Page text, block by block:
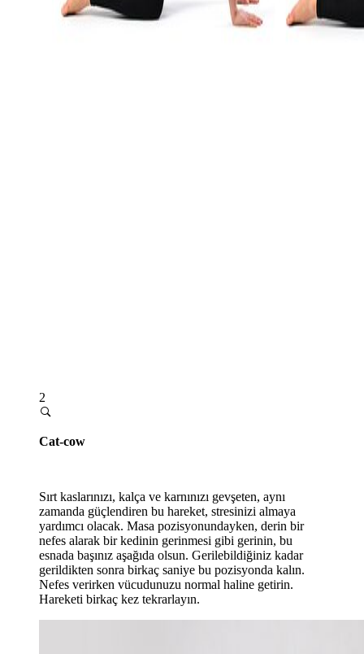
2
Cat-cow
Sırt kaslarınızı, kalça ve karnınızı gevşeten, aynı
zamanda güçlendiren bu hareket, stresinizi almaya
yardımcı olacak. Masa pozisyonundayken, derin bir
nefes alarak bir kedinin gerinmesi gibi gerinin, bu
esnada başınız aşağıda olsun. Gerilebildiğiniz kadar
gerildikten sonra birkaç saniye bu pozisyonda kalın.
Nefes verirken vücudunuzu normal haline getirin.
Hareketi birkaç kez tekrarlayın.